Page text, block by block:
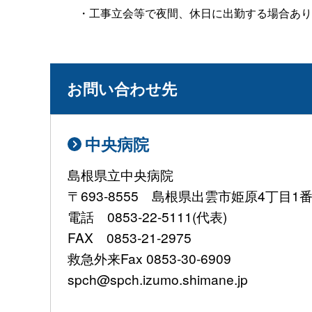
・工事立会等で夜間、休日に出勤する場合あり
お問い合わせ先
中央病院
島根県立中央病院
〒693-8555 島根県出雲市姫原4丁目1
電話 0853-22-5111(代表)
FAX 0853-21-2975
救急外来Fax 0853-30-6909
spch@spch.izumo.shimane.jp